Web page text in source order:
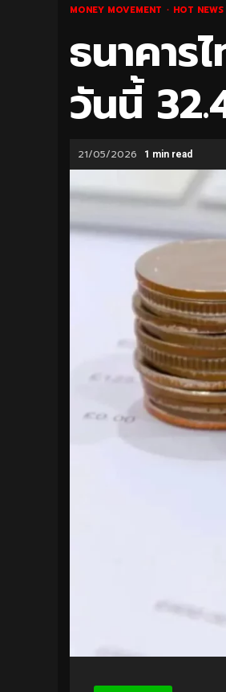
MONEY MOVEMENT HOT NEWS
ธนาคาร
วันนี้
21/05/2026 1 min read